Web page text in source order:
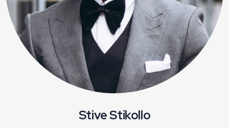
Stive Stikollo